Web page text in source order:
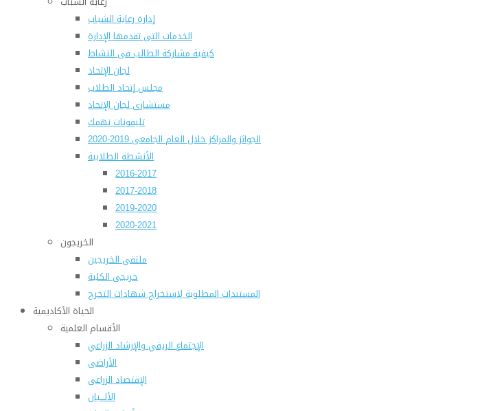
إدارة رعاية الشباب
الخدمات التى تقدمها الإدارة
كيفية مشاركة الطالب فى النشاط
لجان الإتحاد
مجلس إتحاد الطلاب
مستشارى لجان الإتحاد
تليفونات تهمك
الجوائز والمراكز خلال العام الجامعى 2019-2020
الأنشطة الطلابية
2016-2017
2017-2018
2019-2020
2020-2021
الخريجون
ملتقى الخريجين
خريجى الكلية
المستندات المطلوبة لاستخراج شهادات التخرج
الحياة الأكاديمية
الأقسام العلمية
الإجتماع الريفي والإرشاد الزراعي
الأراضى
الإقتصاد الزراعى
الألـــبان